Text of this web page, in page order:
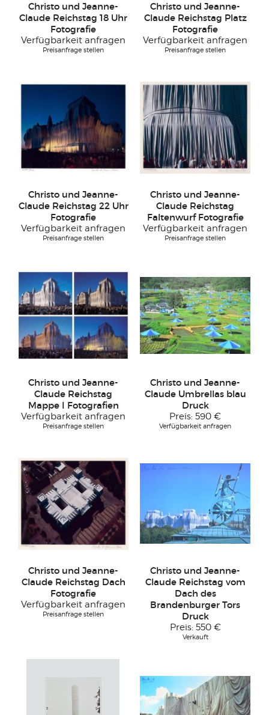
Christo und Jeanne-
Claude Reichstag 18 Uhr
Fotografie
Verfügbarkeit anfragen
Preisanfrage stellen
Christo und Jeanne-
Claude Reichstag Platz
Fotografie
Verfügbarkeit anfragen
Preisanfrage stellen
Christo und Jeanne-
Claude Reichstag 22 Uhr
Fotografie
Verfügbarkeit anfragen
Preisanfrage stellen
Christo und Jeanne-
Claude Reichstag
Faltenwurf Fotografie
Verfügbarkeit anfragen
Preisanfrage stellen
Christo und Jeanne-
Claude Reichstag
Mappe I Fotografien
Verfügbarkeit anfragen
Preisanfrage stellen
Christo und Jeanne-
Claude Umbrellas blau
Druck
Preis: 590 €
Verfügbarkeit anfragen
Christo und Jeanne-
Claude Reichstag Dach
Fotografie
Verfügbarkeit anfragen
Preisanfrage stellen
Christo und Jeanne-
Claude Reichstag vom
Dach des
Brandenburger Tors
Druck
Preis: 550 €
Verkauft